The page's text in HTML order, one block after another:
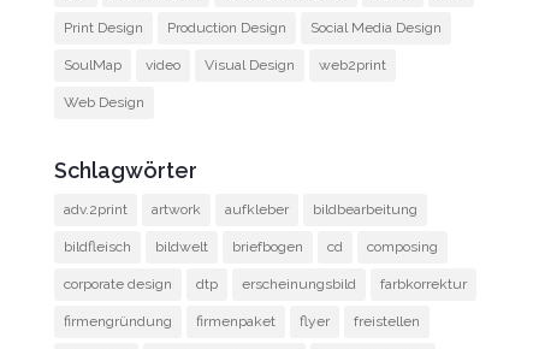
Print Design Production Design Social Media Design
SoulMap video Visual Design web2print
Web Design
Schlagwörter
adv.2print artwork aufkleber bildbearbeitung
bildfleisch bildwelt briefbogen cd composing
corporate design dtp erscheinungsbild farbkorrektur
firmengründung firmenpaket flyer freistellen